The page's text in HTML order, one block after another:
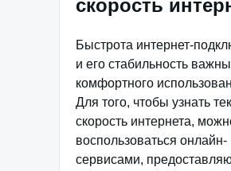
скорость
Быстрота интернет-
и его стабильность
комфортного
Для того, чтобы узнать
скорость интернета,
воспользоваться онлайн-
сервисами,